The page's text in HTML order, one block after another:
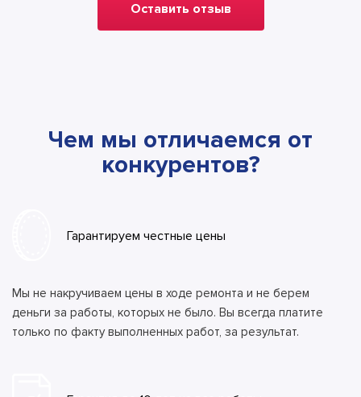
Оставить отзыв
Чем мы отличаемся от
конкурентов?
Гарантируем честные цены
Мы не накручиваем цены в ходе ремонта и не берем
деньги за работы, которых не было. Вы всегда платите
только по факту выполненных работ, за результат.